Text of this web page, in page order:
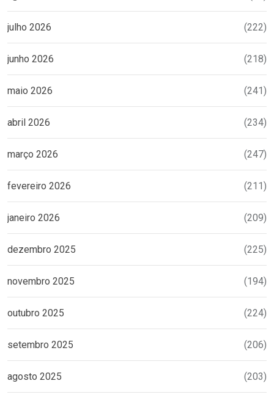
julho 2026 (222)
junho 2026 (218)
maio 2026 (241)
abril 2026 (234)
março 2026 (247)
fevereiro 2026 (211)
janeiro 2026 (209)
dezembro 2025 (225)
novembro 2025 (194)
outubro 2025 (224)
setembro 2025 (206)
agosto 2025 (203)